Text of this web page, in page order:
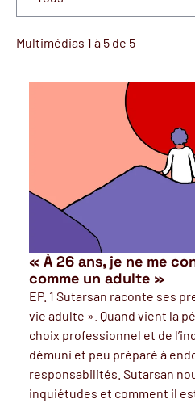
Multimédias 1 à 5 de 5
« À 26 ans, je ne me
comme un adulte »
EP. 1 Sutarsan raconte ses
vie adulte ». Quand vient la
choix professionnel et de
démuni et peu préparé à
responsabilités. Sutarsan
inquiétudes et comment il